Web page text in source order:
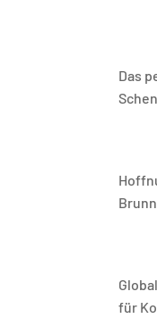
Das
für